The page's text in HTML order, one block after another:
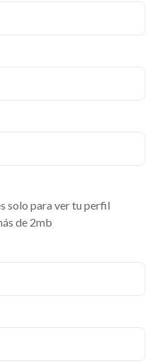
solo para ver tu perfil
de 2mb